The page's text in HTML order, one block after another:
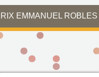
EMMANUEL ROBLES